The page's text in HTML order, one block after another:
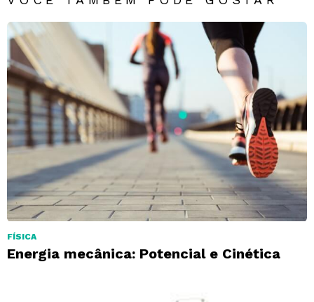
FÍSICA
Energia mecânica: Potencial e Cinética